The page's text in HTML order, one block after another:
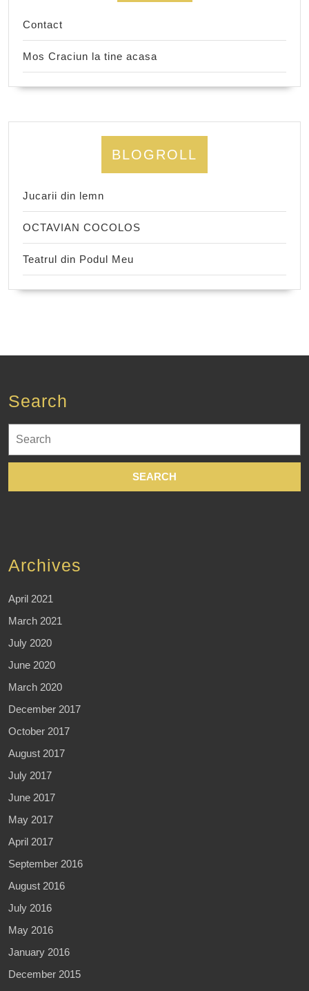
Contact
Mos Craciun la tine acasa
BLOGROLL
Jucarii din lemn
OCTAVIAN COCOLOS
Teatrul din Podul Meu
Search
for:
Archives
April 2021
March 2021
July 2020
June 2020
March 2020
December 2017
October 2017
August 2017
July 2017
June 2017
May 2017
April 2017
September 2016
August 2016
July 2016
May 2016
January 2016
December 2015